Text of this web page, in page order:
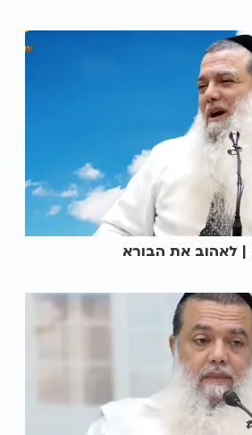
| לאהוב את הבורא